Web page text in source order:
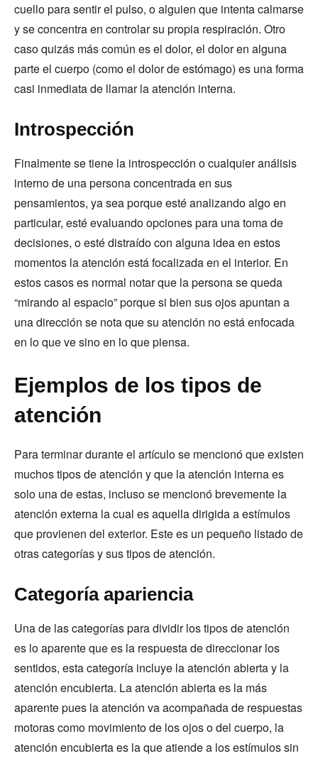
cuello para sentir el pulso, o alguien que intenta calmarse
y se concentra en controlar su propia respiración. Otro
caso quizás más común es el dolor, el dolor en alguna
parte el cuerpo (como el dolor de estómago) es una forma
casi inmediata de llamar la atención interna.
Introspección
Finalmente se tiene la introspección o cualquier análisis
interno de una persona concentrada en sus
pensamientos, ya sea porque esté analizando algo en
particular, esté evaluando opciones para una toma de
decisiones, o esté distraído con alguna idea en estos
momentos la atención está focalizada en el interior. En
estos casos es normal notar que la persona se queda
“mirando al espacio” porque si bien sus ojos apuntan a
una dirección se nota que su atención no está enfocada
en lo que ve sino en lo que piensa.
Ejemplos de los tipos de
atención
Para terminar durante el artículo se mencionó que existen
muchos tipos de atención y que la atención interna es
solo una de estas, incluso se mencionó brevemente la
atención externa la cual es aquella dirigida a estímulos
que provienen del exterior. Este es un pequeño listado de
otras categorías y sus tipos de atención.
Categoría apariencia
Una de las categorías para dividir los tipos de atención
es lo aparente que es la respuesta de direccionar los
sentidos, esta categoría incluye la atención abierta y la
atención encubierta. La atención abierta es la más
aparente pues la atención va acompañada de respuestas
motoras como movimiento de los ojos o del cuerpo, la
atención encubierta es la que atiende a los estímulos sin